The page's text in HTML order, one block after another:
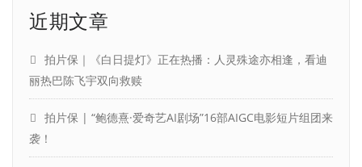
近期文章
拍片保｜《白日提灯》正在热播：人灵殊途亦相逢，看迪
丽热巴陈飞宇双向救赎
拍片保 | “鲍德熹·爱奇艺AI剧场”16部AIGC电影短片组团来
袭！